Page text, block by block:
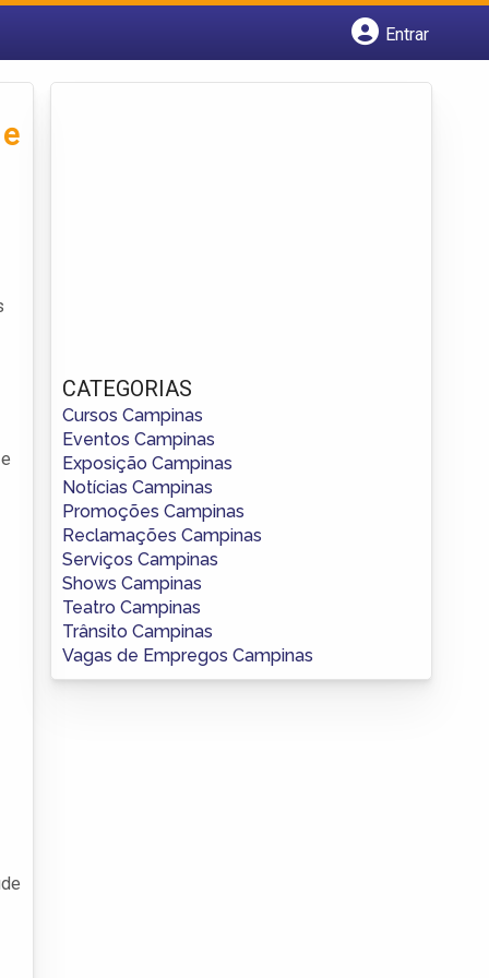
Entrar
CATEGORIAS
Cursos Campinas
Eventos Campinas
Exposição Campinas
Notícias Campinas
Promoções Campinas
Reclamações Campinas
Serviços Campinas
Shows Campinas
Teatro Campinas
Trânsito Campinas
Vagas de Empregos Campinas